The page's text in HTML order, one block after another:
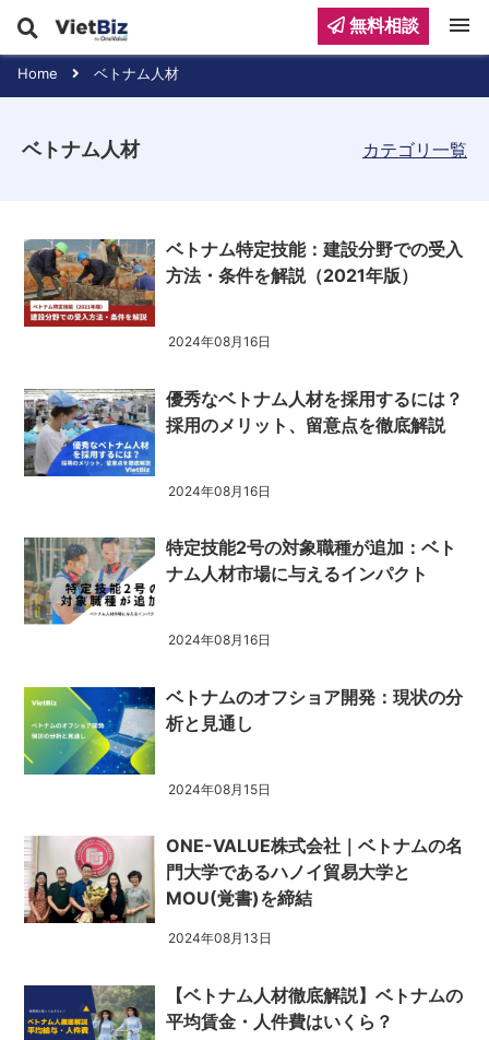
Home ベトナム人材
ベトナム人材 カテゴリ一覧
ベトナム特定技能：建設分野での受入
方法・条件を解説（2021年版）
2024年08月16日
優秀なベトナム人材を採用するには？
採用のメリット、留意点を徹底解説
2024年08月16日
特定技能2号の対象職種が追加：ベト
ナム人材市場に与えるインパクト
2024年08月16日
ベトナムのオフショア開発：現状の分
析と見通し
2024年08月15日
ONE-VALUE株式会社｜ベトナムの名
門大学であるハノイ貿易大学と
MOU(覚書)を締結
2024年08月13日
【ベトナム人材徹底解説】ベトナムの
平均賃金・人件費はいくら？
無料相談 menu